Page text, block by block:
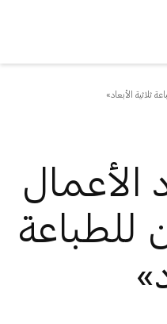
ثلاثية الأبعاد»
الأعمال
للطباعة